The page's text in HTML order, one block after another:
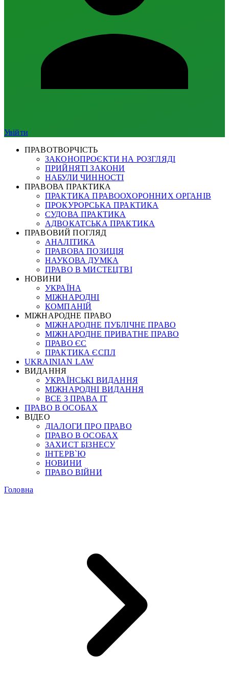
Увійти
ПРАВОТВОРЧІСТЬ
ЗАКОНОПРОЄКТИ НА РОЗГЛЯДІ
ПРИЙНЯТІ ЗАКОНИ
НАБУЛИ ЧИННОСТІ
ПРАВОВА ПРАКТИКА
ПРАКТИКА ПРАВООХОРОННИХ ОРГАНІВ
ПРОКУРОРСЬКА ПРАКТИКА
СУДОВА ПРАКТИКА
АДВОКАТСЬКА ПРАКТИКА
ПРАВОВИЙ ПОГЛЯД
АНАЛІТИКА
ПРАВОВА ПОЗИЦІЯ
НАУКОВА ДУМКА
ПРАВО В МИСТЕЦТВІ
НОВИНИ
УКРАЇНА
МІЖНАРОДНІ
КОМПАНІЙ
МІЖНАРОДНЕ ПРАВО
МІЖНАРОДНЕ ПУБЛІЧНЕ ПРАВО
МІЖНАРОДНЕ ПРИВАТНЕ ПРАВО
ПРАВО ЄС
ПРАКТИКА ЄСПЛ
UKRAINIAN LAW
ВИДАННЯ
УКРАЇНСЬКІ ВИДАННЯ
МІЖНАРОДНІ ВИДАННЯ
ВСЕ З ПРАВА ІТ
ПРАВО В ОСОБАХ
ВІДЕО
ДІАЛОГИ ПРО ПРАВО
ПРАВО В ОСОБАХ
ЗАХИСТ БІЗНЕСУ
ІНТЕРВ`Ю
НОВИНИ
ПРАВО ВІЙНИ
Головна